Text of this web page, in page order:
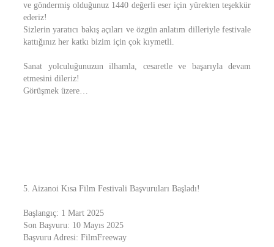
ve göndermiş olduğunuz 1440 değerli eser için yürekten teşekkür
ederiz!
Sizlerin yaratıcı bakış açıları ve özgün anlatım dilleriyle festivale
kattığınız her katkı bizim için çok kıymetli.
Sanat yolculuğunuzun ilhamla, cesaretle ve başarıyla devam
etmesini dileriz!
Görüşmek üzere…
5. Aizanoi Kısa Film Festivali Başvuruları Başladı!
Başlangıç: 1 Mart 2025
Son Başvuru: 10 Mayıs 2025
Başvuru Adresi: FilmFreeway